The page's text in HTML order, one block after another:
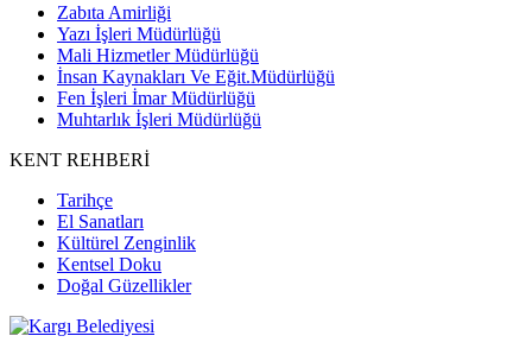
Zabıta Amirliği
Yazı İşleri Müdürlüğü
Mali Hizmetler Müdürlüğü
İnsan Kaynakları Ve Eğit.Müdürlüğü
Fen İşleri İmar Müdürlüğü
Muhtarlık İşleri Müdürlüğü
KENT REHBERİ
Tarihçe
El Sanatları
Kültürel Zenginlik
Kentsel Doku
Doğal Güzellikler